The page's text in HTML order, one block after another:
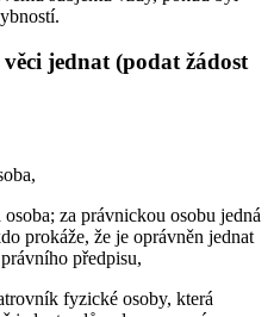
jednat (podat žádost
za právnickou osobu jedná
prokáže, že je oprávněn jednat
předpisu,
fyzické osoby, která